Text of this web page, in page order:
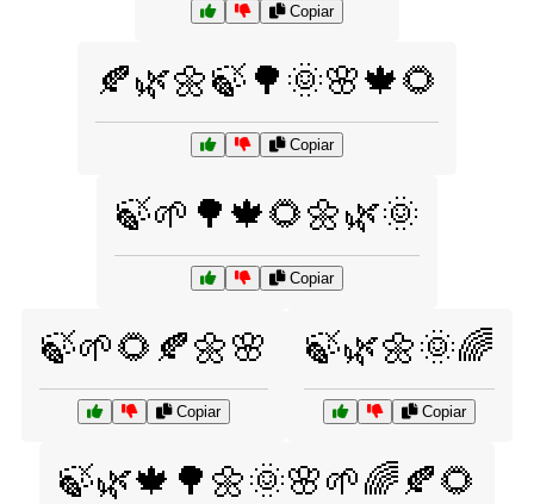
Copiar
🍂🌿🌼🍃🌳🌞🌸🍁🌻
Copiar
🍃🌱🌳🍁🌻🌼🌿🌞
Copiar
🍃🌱🌻🍂🌼🌸
Copiar
🍃🌿🌼🌞🌈
Copiar
🍃🌿🍁🌳🌼🌞🌸🌱🌈🍂🌻